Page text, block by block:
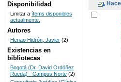
BIBLIOTECAS
UNICOC
Disponibilidad
Limitar a ítems disponibles
actualmente.
Autores
Henao Hidrón, Javier (2)
Existencias en
bibliotecas
Bogotá (Dr. David Ordóñez
Rueda) - Campus Norte (2)